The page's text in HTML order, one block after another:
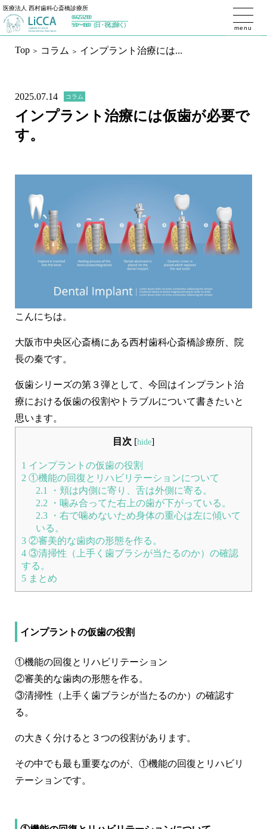
医療法人 西村歯科心斎橋診療所
06-6253-2900
9:30〜18:00（日・祝は除く）
menu
トップページ
初めての方へ
治療内容
インプラント
インプラントメインテナンス
審美歯科
精密根管治療（マイクロエンド）
マウスピース矯正（インビザライン）
歯周治療
静脈内鎮静法 / 笑気麻酔
企業歯科検診
治療費
症例紹介
料金表
医師紹介
医院紹介
アクセス
よくあるご質問
採用情報
コロナウイルス感染症対策についてのお願い
Top コラム インプラント治療には...
2025.07.14 コラム
インプラント治療には仮歯が必要で
す。
こんにちは。
大阪市中央区心斎橋にある西村歯科心斎橋診療所、院
長の秦です。
仮歯シリーズの第３弾として、今回はインプラント治
療における仮歯の役割やトラブルについて書きたいと
思います。
目次 [hide]
1 インプラントの仮歯の役割
2 ①機能の回復とリハビリテーションについて
2.1
・頬は内側に寄り、舌は外側に寄る。
2.2 ・噛み合ってた右上の歯が下がっている。
2.3 ・右で噛めないため身体の重心は左に傾いて
いる。
3 ②審美的な歯肉の形態を作る。
4 ③清掃性（上手く歯ブラシが当たるのか）の確認
する。
5 まとめ
インプラントの仮歯の役割
①機能の回復とリハビリテーション
②審美的な歯肉の形態を作る。
③清掃性（上手く歯ブラシが当たるのか）の確認す
る。
の大きく分けると３つの役割があります。
その中でも最も重要なのが、①機能の回復とリハビリ
テーションです。